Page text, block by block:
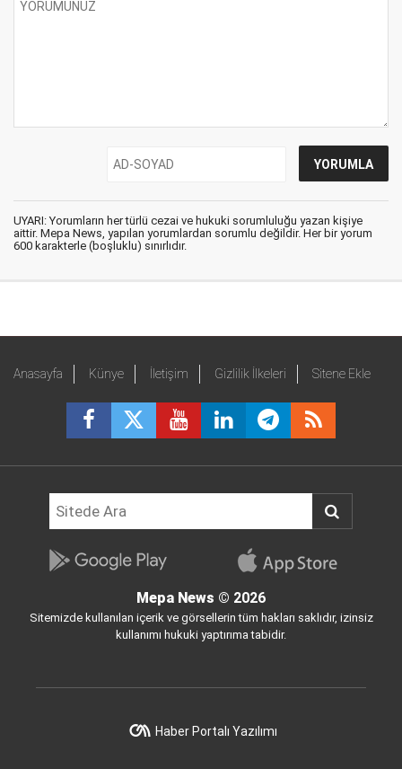
UYARI: Yorumların her türlü cezai ve hukuki sorumluluğu yazan kişiye
aittir. Mepa News, yapılan yorumlardan sorumlu değildir. Her bir yorum
600 karakterle (boşluklu) sınırlıdır.
Anasayfa Künye İletişim Gizlilik İlkeleri Sitene Ekle
Mepa News © 2026
Sitemizde kullanılan içerik ve görsellerin tüm hakları saklıdır, izinsiz
kullanımı hukuki yaptırıma tabidir.
Haber Portalı Yazılımı